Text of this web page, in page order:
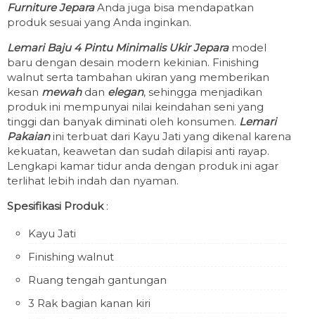
Furniture JeparaAnda juga bisa mendapatkan
produk sesuai yang Anda inginkan.
Lemari Baju 4 Pintu Minimalis Ukir Jepara model
baru dengan desain modern kekinian. Finishing
walnut serta tambahan ukiran yang memberikan
kesan mewahdan elegan, sehingga menjadikan
produk ini mempunyai nilai keindahan seni yang
tinggi dan banyak diminati oleh konsumen. Lemari
Pakaianini terbuat dari Kayu Jati yang dikenal karena
kekuatan, keawetan dan sudah dilapisi anti rayap.
Lengkapi kamar tidur anda dengan produk ini agar
terlihat lebih indah dan nyaman.
Spesifikasi Produk:
Kayu Jati
Finishing walnut
Ruang tengah gantungan
3 Rak bagian kanan kiri